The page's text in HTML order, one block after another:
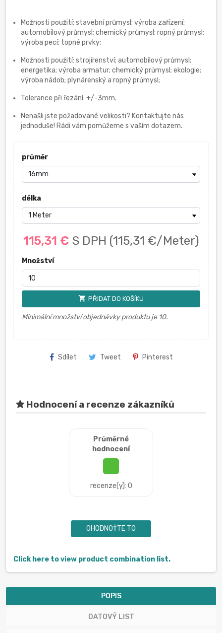
Možnosti použití: stavební průmysl; výroba zařízení;
automobilový průmysl; chemický průmysl; ropný průmysl;
výroba pecí; topné prvky;
Možnosti použití: strojírenství; automobilový průmysl;
energetika; výroba armatur; chemický průmysl; ekologie;
výroba nádob; plynárenský a ropný průmysl;
Tolerance při řezání: +/-3mm.
Nenašli jste požadované velikosti? Kontaktujte nás
jednoduše! Rádi vám pomůžeme s vaším dotazem.
průměr
délka
115,31 € S DPH (115,31 €/Meter)
Množství
shopping_cart PŘIDAT DO KOŠÍKU
Minimální množství objednávky produktu je 10.
Sdílet Tweet Pinterest
Hodnocení a recenze zákazníků
Průměrné
hodnocení
recenze(y): 0
OHODNOŤTE TO
Click here to view product combination list.
POPIS
DATOVÝ LIST